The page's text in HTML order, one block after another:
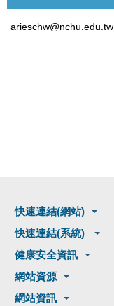
arieschw@nchu.edu.tw
快速連結(網站)
快速連結(系統)
健康安全資訊
網站資源
網站資訊